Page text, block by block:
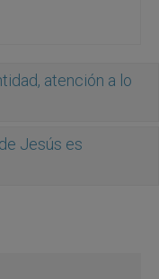
atención a lo
Jesús es